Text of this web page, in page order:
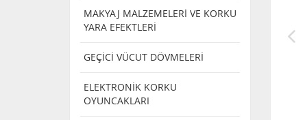
MAKYAJ MALZEMELERİ VE KORKU
YARA EFEKTLERİ
GEÇİCİ VÜCUT DÖVMELERİ
ELEKTRONİK KORKU
OYUNCAKLARI